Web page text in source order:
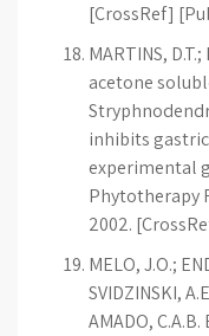
[CrossRef]
MARTINS, D.T.;
acetone
inhibits
experimental
Phytotherapy
2002.
MELO, J.O.;
SVIDZINSKI,
AMADO,